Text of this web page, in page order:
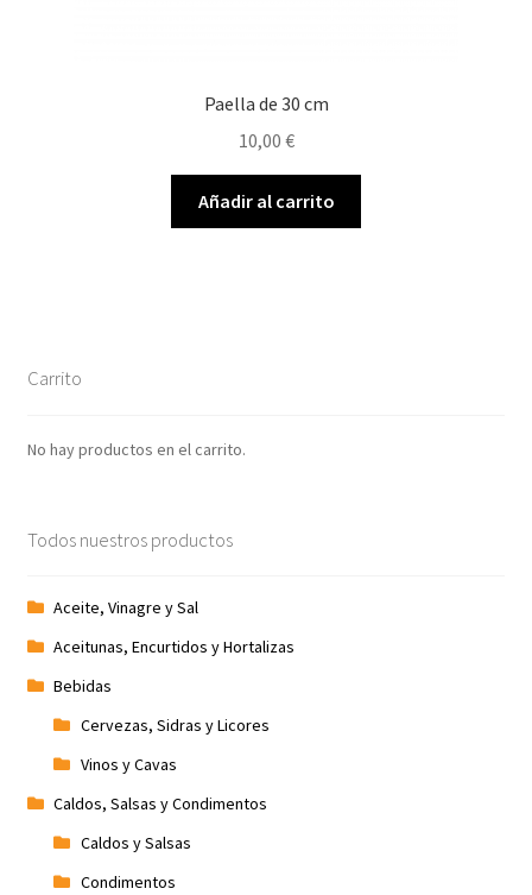
Paella de 30 cm
10,00 €
Añadir al carrito
Carrito
No hay productos en el carrito.
Todos nuestros productos
Aceite, Vinagre y Sal
Aceitunas, Encurtidos y Hortalizas
Bebidas
Cervezas, Sidras y Licores
Vinos y Cavas
Caldos, Salsas y Condimentos
Caldos y Salsas
Condimentos